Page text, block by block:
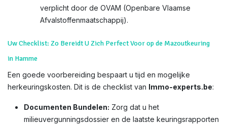
verplicht door de OVAM (Openbare Vlaamse
Afvalstoffenmaatschappij).
Uw Checklist: Zo Bereidt U Zich Perfect Voor op de Mazoutkeuring
in Hamme
Een goede voorbereiding bespaart u tijd en mogelijke
herkeuringskosten. Dit is de checklist van Immo-experts.be:
Documenten Bundelen: Zorg dat u het
milieuvergunningsdossier en de laatste keuringsrapporten